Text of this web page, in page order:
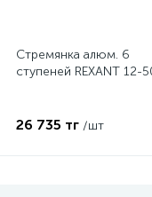
Стремянка алюм. 6
ступеней REXANT 12-
26 735 тг /шт